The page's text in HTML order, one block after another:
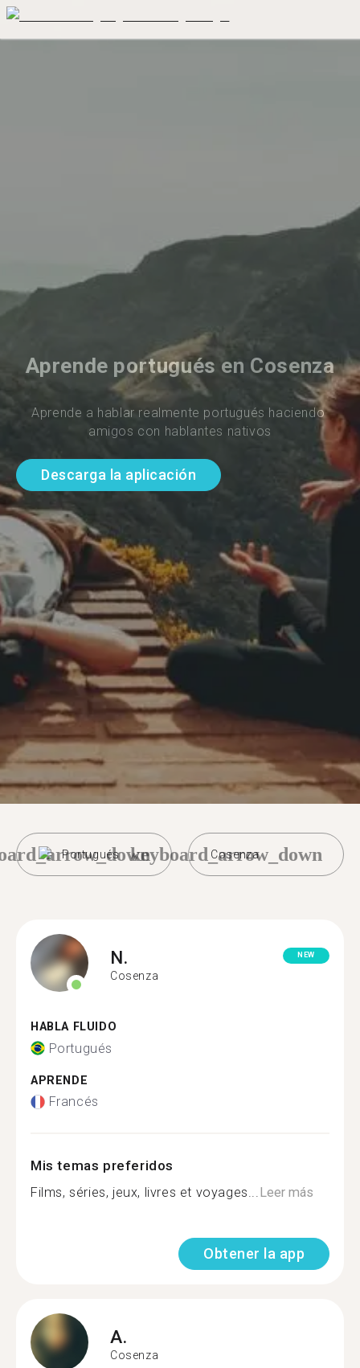
Aprende portugués en Cosenza
Aprende a hablar realmente portugués haciendo
amigos con hablantes nativos
Descarga la aplicación
Portugués Cosenza
keyboard_arrow_down
N.
Cosenza
NEW
HABLA FLUIDO
Portugués
APRENDE
Francés
Mis temas preferidos
Films, séries, jeux, livres et voyages...Leer más
Obtener la app
A.
Cosenza